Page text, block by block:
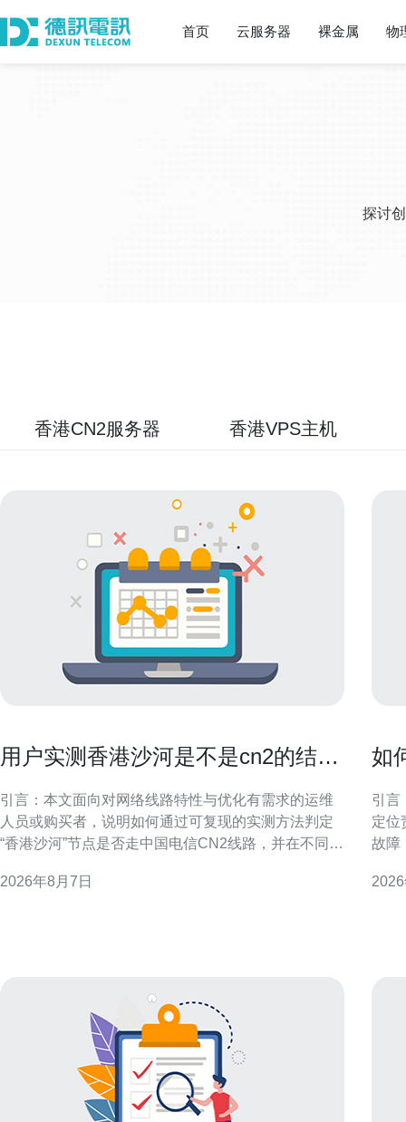
首页 云服务器 裸金属 物
探讨
香港CN2服务器 香港VPS主机
用户实测香港沙河是不是cn2的结果
引言：本文面向对网络线路特性与优化有需求的运维
人员或购买者，说明如何通过可复现的实测方法判定
“香港沙河”节点是否走中国电信CN2线路，并在不同判
断言，提供操作步骤与解读要点，方便读者自行复
2026年8月7日
如
引言
定位
故障
时间内恢复访